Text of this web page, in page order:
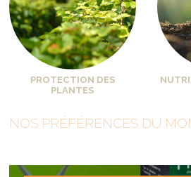
PROTECTION DES
PLANTES
NOS PRÉFÉRENCES DU